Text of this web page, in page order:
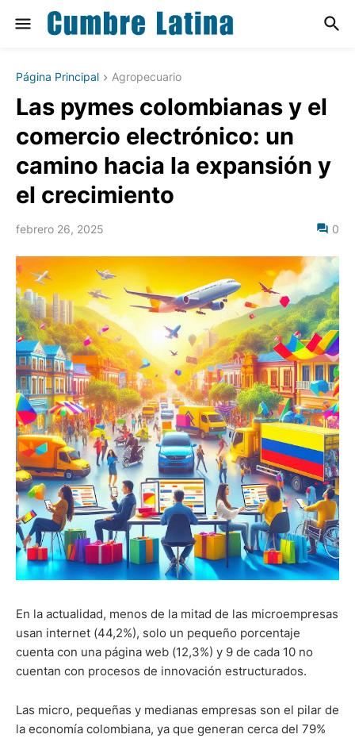
Página Principal Agropecuario
Las pymes colombianas y el
comercio electrónico: un
camino hacia la expansión y
el crecimiento
febrero 26, 2025 0
En la actualidad, menos de la mitad de las microempresas
usan internet (44,2%), solo un pequeño porcentaje
cuenta con una página web (12,3%) y 9 de cada 10 no
cuentan con procesos de innovación estructurados.
Las micro, pequeñas y medianas empresas son el pilar de
la economía colombiana, ya que generan cerca del 79%